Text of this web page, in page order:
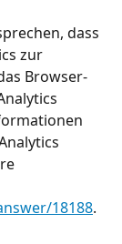
dass
zur
Browser-
18188.